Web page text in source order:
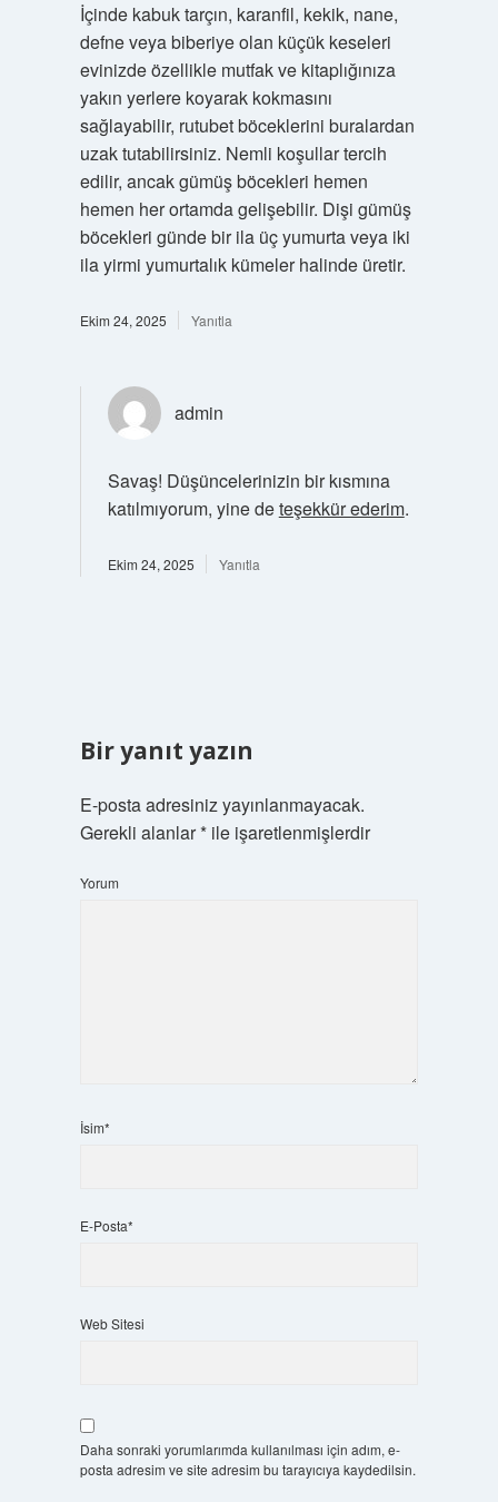
İçinde kabuk tarçın, karanfil, kekik, nane,
defne veya biberiye olan küçük keseleri
evinizde özellikle mutfak ve kitaplığınıza
yakın yerlere koyarak kokmasını
sağlayabilir, rutubet böceklerini buralardan
uzak tutabilirsiniz. Nemli koşullar tercih
edilir, ancak gümüş böcekleri hemen
hemen her ortamda gelişebilir. Dişi gümüş
böcekleri günde bir ila üç yumurta veya iki
ila yirmi yumurtalık kümeler halinde üretir.
Ekim 24, 2025 Yanıtla
admin
Savaş! Düşüncelerinizin bir kısmına
katılmıyorum, yine deteşekkür ederim.
Ekim 24, 2025 Yanıtla
Bir yanıt yazın
E-posta adresiniz yayınlanmayacak.
Gerekli alanlar*ile işaretlenmişlerdir
Yorum
İsim*
E-Posta*
Web Sitesi
Daha sonraki yorumlarımda kullanılması için adım, e-
posta adresim ve site adresim bu tarayıcıya kaydedilsin.